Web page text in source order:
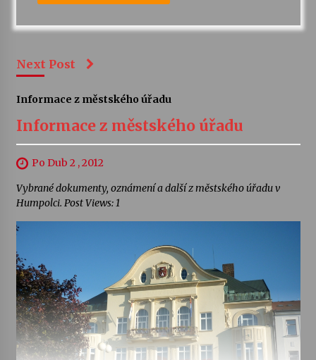
Next Post
Informace z městského úřadu
Informace z městského úřadu
Po Dub 2 , 2012
Vybrané dokumenty, oznámení a další z městského úřadu v
Humpolci. Post Views: 1